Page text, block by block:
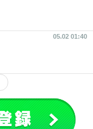
05.02 01:40